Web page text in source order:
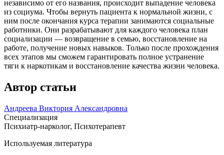
независимо от его названия, происходит выпадение человека
из социума. Чтобы вернуть пациента к нормальной жизни, с
ним после окончания курса терапии занимаются социальные
работники. Они разрабатывают для каждого человека план
социализации — возвращение в семью, восстановление на
работе, получение новых навыков. Только после прохождения
всех этапов мы сможем гарантировать полное устранение
тяги к наркотикам и восстановление качества жизни человека.
Автор статьи
Андреева Виктория Александровна
Специализация
Психиатр-нарколог, Психотерапевт
Используемая литература